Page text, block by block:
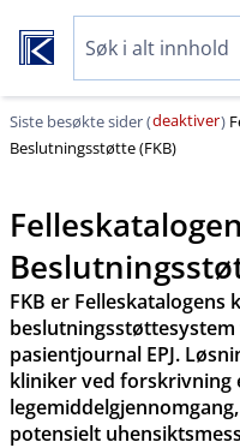
Siste besøkte sider (deaktiver)
Beslutningsstøtte (FKB)
FKB er Felleskatalogens
pasientjournal EPJ.
kliniker ved forskrivning
potensielt